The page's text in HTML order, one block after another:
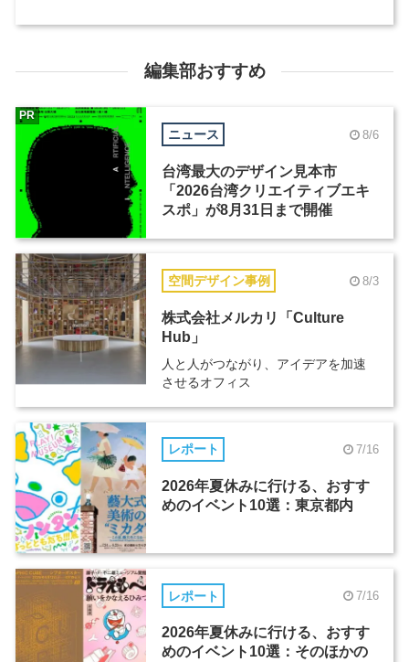
編集部おすすめ
ニュース 8/6
台湾最大のデザイン見本市
「2026台湾クリエイティブエキ
スポ」が8月31日まで開催
PR
空間デザイン事例 8/3
株式会社メルカリ「Culture
Hub」
人と人がつながり、アイデアを加速
させるオフィス
レポート 7/16
2026年夏休みに行ける、おすす
めのイベント10選：東京都内
レポート 7/16
2026年夏休みに行ける、おすす
めのイベント10選：そのほかの